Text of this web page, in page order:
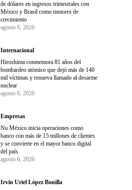
de dólares en ingresos trimestrales con
México y Brasil como motores de
crecimiento
agosto 6, 2026
Internacional
Hiroshima conmemora 81 años del
bombardeo atómico que dejó más de 140
mil víctimas y renueva llamado al desarme
nuclear
agosto 6, 2026
Empresas
Nu México inicia operaciones como
banco con más de 15 millones de clientes
y se convierte en el mayor banco digital
del país
agosto 6, 2026
Irvin Uriel López Bonilla